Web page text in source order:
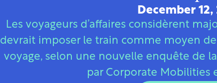
December 12,
Les voyageurs d’affaires considèrent
devrait imposer le train comme moyen de
voyage, selon une nouvelle enquête de
par Corporate Mobilities